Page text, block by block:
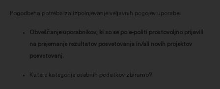
Pogodbena potreba za izpolnjevanje veljavnih pogojev uporabe.
Obveščanje uporabnikov, ki so se po e-pošti prostovoljno prijavili
na prejemanje rezultatov posvetovanja in/ali novih projektov
posvetovanj.
Katere kategorije osebnih podatkov zbiramo?